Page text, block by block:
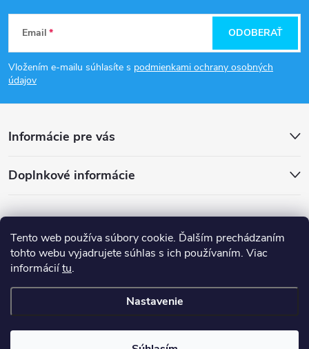
Tento web používa súbory cookie. Ďalším prechádzaním
tohto webu vyjadrujete súhlas s ich používaním. Viac
informáciítu.
Nastavenie
Z
á
p
ä
e
Email
Vložením e-mailu súhlasíte s podmienkami ochrany osobných
údajov
ODOBERAŤ
Informácie pre vás
Doplnkové informácie
Copyright 2026smsystem.sk. Všetky práva vyhradené.